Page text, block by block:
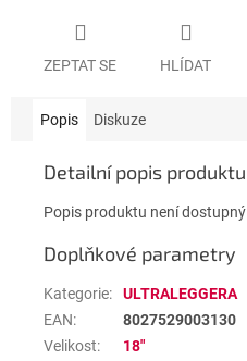
ZEPTAT SE HLÍDAT
Popis Diskuze
Detailní popis produktu
Popis produktu není dostupný
Doplňkové parametry
Kategorie:
ULTRALEGGERA
EAN:
8027529003130
Velikost:
18"